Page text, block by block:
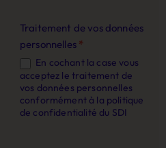
Traitement de vos données
personnelles *
En cochant la case vous
acceptez le traitement de
vos données personnelles
conformément à la politique
de confidentialité du SDI